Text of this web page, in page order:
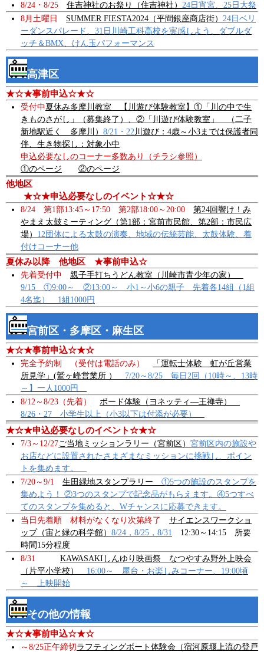
8/24・8/25 住吉神社のお祭り（住吉神社） 24日宵宮、25日大祭
8月土曜日 SUMMER FIESTA2024（平間銀座商店街） 24日ベリ
ーダンスパレード、31日川崎工科高校を実感しよう、ダブルダ
ッチ＆BMX、けん玉パフォーマンス
高津区
★☆★事前申込☆★☆
受付中夏休み多摩川教室 【川遊び体験教室】①「川の中で生
きものさがし」（募集終了）、②「川遊び体験教室」 （二子
新地駅近く 多摩川） 8/21・22 川遊び：4歳～小3までは保護者同
伴、生き物探し：対象小中
申込必要なしのコーナー多数あり（チラシ参照）
①のページ
②のページ
他地区
★☆★申込必要なしのイベント☆★☆
8/24 第1部13:45～17:50 第2部18:00～20:00 第24回響け！み
やまえ太鼓ミーティング（第1部：宮前市民館、第2部：市民広
場） 12団体による太鼓の演奏、地域の伝統芸能、太鼓体験、着
付けコーナー他
夏休み以降 他地区 ★事前申込☆
先着受付中 親子手打ちうどん教室（川崎市青少年の家）
9/15 ①9:00～ ②13:00～ 小1～小6の親子 先着各14組（1組
4名迄） 1組1000円
宮前区・多摩区・麻生区
★☆★事前申込☆★☆
完全予約制 （受付は電話のみ）
「運転士体験 虹が丘営業
所見学」(鷲ヶ峰営業所 ）
7/20～8/25 毎日2回（10時～、13時
～】一人1000円
8/12～8/23（先着） ボード体験（ヨネッティ―王禅寺）
8/26・27 小学生以上（小3以下は付添が必要）
★☆★申込必要なしのイベント☆★☆
7/3～12/27ご当地ミッションラリー（宮前区） 宮前区内の施設や
お店などに設置されたさまざまなミッションに挑戦し、ポイン
トを集めます。
7/20～9/1 生田緑地スタンプラリー ①5つの施設のスタンプを
集めよう！ ②3つのスタンプで記念品がもらえます。④5つすべ
てのスタンプを集めると、Wチャンスに応募できます。
当日先着順 材料がなくなり次第終了 サイエンスワークショ
ップ（宙と緑の科学館） 8/24，8/25，8/31
12:30～14:15 所要
時間15分程度
8/31 KAWASAKIしんゆり映画祭 なつやすみ野外上映会
（片平小学校） 16:00～ 屋台・お楽しみコーナー、19:00頃
～ 上映開始
その他の情報
★☆★事前申込☆★☆
～8/25正午締切ラフティングボート体験会（宿河原堰上流の登戸